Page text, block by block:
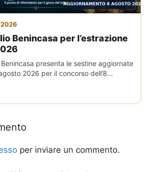
Benincasa per l’estrazione
presenta le sestine aggiornate
2026 per il concorso dell’8...
per inviare un commento.